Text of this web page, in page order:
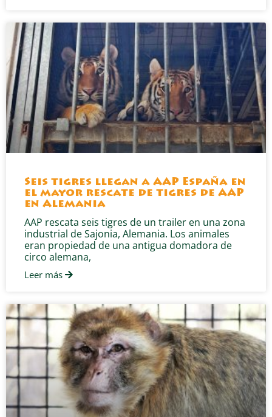
Seis tigres llegan a AAP España en
el mayor rescate de tigres de AAP
en Alemania
AAP rescata seis tigres de un trailer en una zona
industrial de Sajonia, Alemania. Los animales
eran propiedad de una antigua domadora de
circo alemana,
Leer más